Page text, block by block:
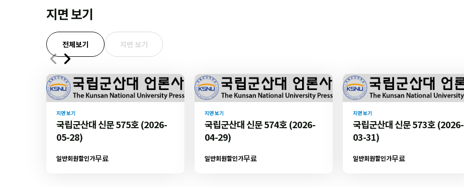
지면 보기
전체보기 지면 보기
지면 보기
국립군산대 신문 575호 (2026-
05-28)
일반회원할인가무료
지면 보기
국립군산대 신문 574호 (2026-
04-29)
일반회원할인가무료
지면 보기
국립군산대 신문 573호 (2026-
03-31)
일반회원할인가무료